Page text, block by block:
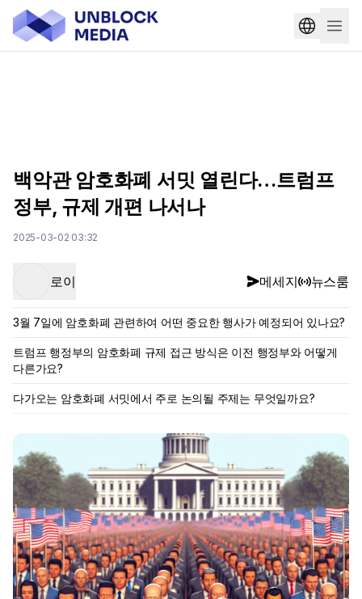
백악관 암호화폐 서밋 열린다…트럼프
정부, 규제 개편 나서나
2025-03-02 03:32
로이 메세지 뉴스룸
3월 7일에 암호화폐 관련하여 어떤 중요한 행사가 예정되어 있나요?
트럼프 행정부의 암호화폐 규제 접근 방식은 이전 행정부와 어떻게
다른가요?
다가오는 암호화폐 서밋에서 주로 논의될 주제는 무엇일까요?